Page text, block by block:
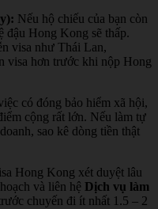
Nếu hộ chiếu của bạn còn
đậu Hong Kong sẽ thấp.
visa như Thái Lan,
visa hơn trước khi nộp Hong
có đóng bảo hiểm xã hội,
cộng rất lớn. Nếu làm tự
sao kê dòng tiền thật
Hong Kong xét duyệt lâu
và liên hệ Dịch vụ làm
chuyến đi ít nhất 1.5 – 2